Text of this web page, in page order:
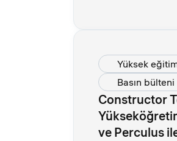
Yüksek
Basın bülteni
Constructor
ve Perculus